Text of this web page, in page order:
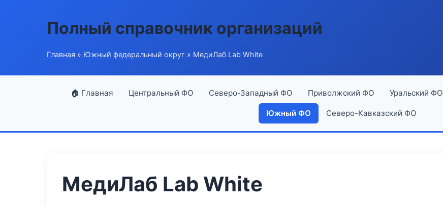
Полный справочник организаций
Главная » Южный федеральный округ » МедиЛаб Lab White
🏠 Главная Центральный ФО Северо-Западный ФО Приволжский ФО Уральский ФО
Южный ФО Северо-Кавказский ФО
МедиЛаб Lab White